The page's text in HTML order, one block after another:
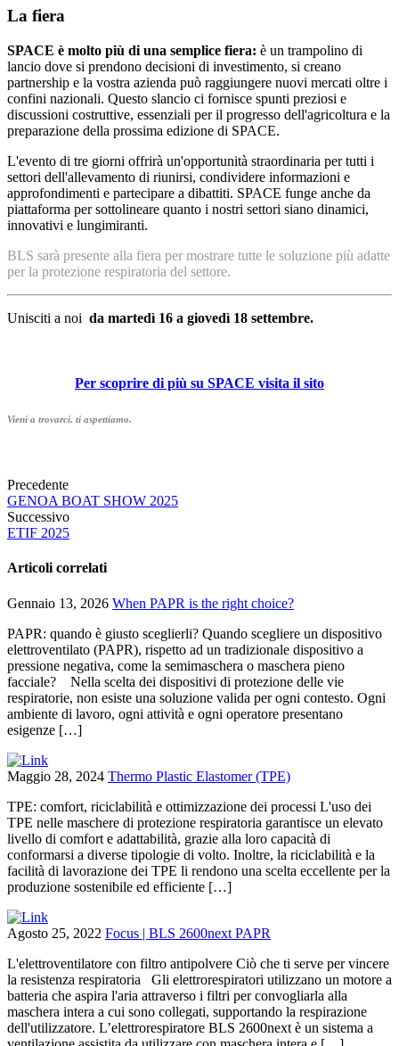
La fiera
SPACE è molto più di una semplice fiera: è un trampolino di
lancio dove si prendono decisioni di investimento, si creano
partnership e la vostra azienda può raggiungere nuovi mercati oltre i
confini nazionali. Questo slancio ci fornisce spunti preziosi e
discussioni costruttive, essenziali per il progresso dell'agricoltura e la
preparazione della prossima edizione di SPACE.
L'evento di tre giorni offrirà un'opportunità straordinaria per tutti i
settori dell'allevamento di riunirsi, condividere informazioni e
approfondimenti e partecipare a dibattiti. SPACE funge anche da
piattaforma per sottolineare quanto i nostri settori siano dinamici,
innovativi e lungimiranti.
BLS sarà presente alla fiera per mostrare tutte le soluzione più adatte
per la protezione respiratoria del settore.
Unisciti a noi da martedì 16 a giovedì 18 settembre.
Per scoprire di più su SPACE visita il sito
Vieni a trovarci, ti aspettiamo.
Precedente
GENOA BOAT SHOW 2025
Successivo
ETIF 2025
Articoli correlati
Gennaio 13, 2026 When PAPR is the right choice?
PAPR: quando è giusto sceglierli? Quando scegliere un dispositivo
elettroventilato (PAPR), rispetto ad un tradizionale dispositivo a
pressione negativa, come la semimaschera o maschera pieno
facciale? Nella scelta dei dispositivi di protezione delle vie
respiratorie, non esiste una soluzione valida per ogni contesto. Ogni
ambiente di lavoro, ogni attività e ogni operatore presentano
esigenze […]
Maggio 28, 2024 Thermo Plastic Elastomer (TPE)
TPE: comfort, riciclabilità e ottimizzazione dei processi L'uso dei
TPE nelle maschere di protezione respiratoria garantisce un elevato
livello di comfort e adattabilità, grazie alla loro capacità di
conformarsi a diverse tipologie di volto. Inoltre, la riciclabilità e la
facilità di lavorazione dei TPE li rendono una scelta eccellente per la
produzione sostenibile ed efficiente […]
Agosto 25, 2022 Focus | BLS 2600next PAPR
L'elettroventilatore con filtro antipolvere Ciò che ti serve per vincere
la resistenza respiratoria Gli elettrorespiratori utilizzano un motore a
batteria che aspira l'aria attraverso i filtri per convogliarla alla
maschera intera a cui sono collegati, supportando la respirazione
dell'utilizzatore. L’elettrorespiratore BLS 2600next è un sistema a